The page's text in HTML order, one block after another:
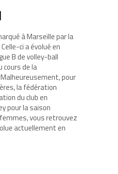
à Marseille par la
ci a évolué en
B de volley-ball
cours de la
pour
la fédération
du club en
pour la saison
vous retrouvez
actuellement en